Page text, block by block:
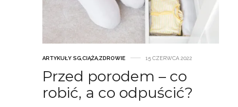
ARTYKUŁY SG,CIĄŻA,ZDROWIE 15 CZERWCA 2022
Przed porodem – co
robić, a co odpuścić?